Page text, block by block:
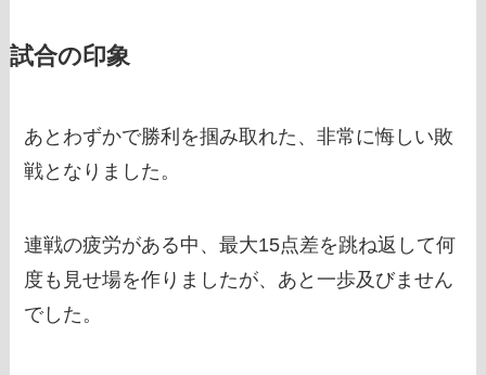
試合の印象
あとわずかで勝利を掴み取れた、非常に悔しい敗
戦となりました。
連戦の疲労がある中、最大15点差を跳ね返して何
度も見せ場を作りましたが、あと一歩及びません
でした。